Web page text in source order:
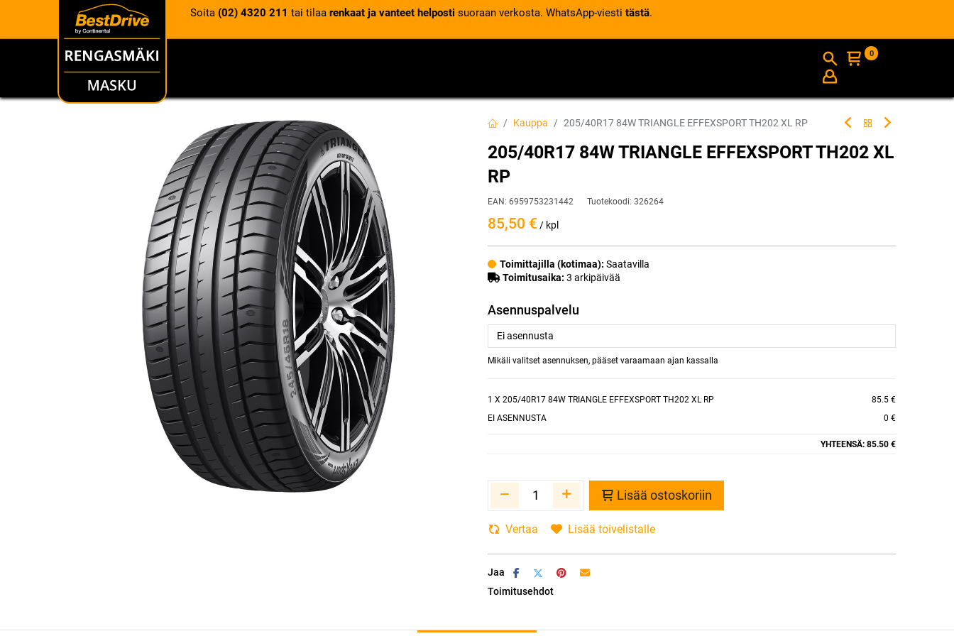
Soita (02) 4320 211 tai tilaa renkaat ja vanteet helposti suoraan verkosta. WhatsApp-viesti tästä.
RENKAAT INFO
0
Kauppa 205/40R17 84W TRIANGLE EFFEXSPORT TH202 XL RP
205/40R17 84W TRIANGLE EFFEXSPORT TH202 XL
RP
EAN: 6959753231442 Tuotekoodi: 326264
85,50 € / kpl
Toimittajilla (kotimaa): Saatavilla
Toimitusaika: 3 arkipäivää
Asennuspalvelu
Mikäli valitset asennuksen, pääset varaamaan ajan kassalla
1 X 205/40R17 84W TRIANGLE EFFEXSPORT TH202 XL RP
85.5 €
EI ASENNUSTA
0 €
YHTEENSÄ: 85.50 €
Lisää ostoskoriin
Vertaa Lisää toivelistalle
Jaa
Toimitusehdot